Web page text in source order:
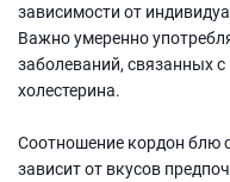
зависимости от
Важно умеренно
заболеваний, связанных
холестерина.
Соотношение кордон блю
зависит от вкусов